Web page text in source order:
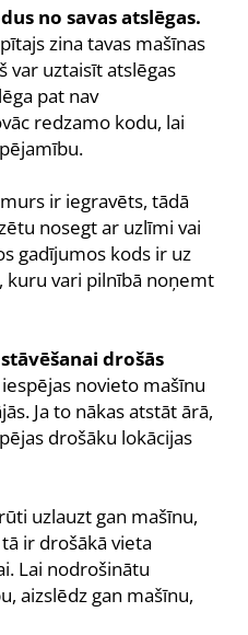
no savas atslēgas.
zina tavas mašīnas
var uztaisīt atslēgas
pat nav
redzamo kodu, lai
ir iegravēts, tādā
nosegt ar uzlīmi vai
gadījumos kods ir uz
kuru vari pilnībā noņemt
drošās
novieto mašīnu
Ja to nākas atstāt ārā,
drošāku lokācijas
uzlauzt gan mašīnu,
ir drošākā vieta
Lai nodrošinātu
aizslēdz gan mašīnu,